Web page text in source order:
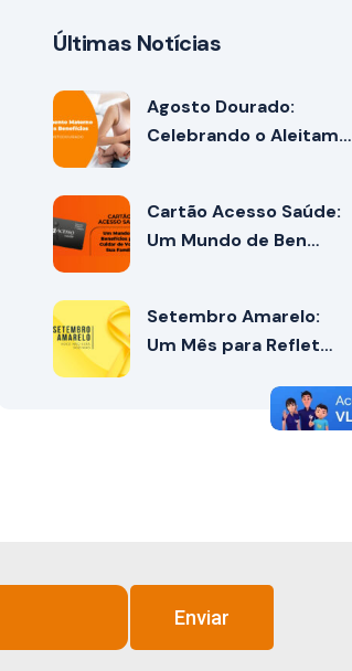
Últimas Notícias
Agosto Dourado:
Celebrando o Aleitam…
Cartão Acesso Saúde:
Um Mundo de Ben…
Setembro Amarelo:
Um Mês para Reflet…
Enviar